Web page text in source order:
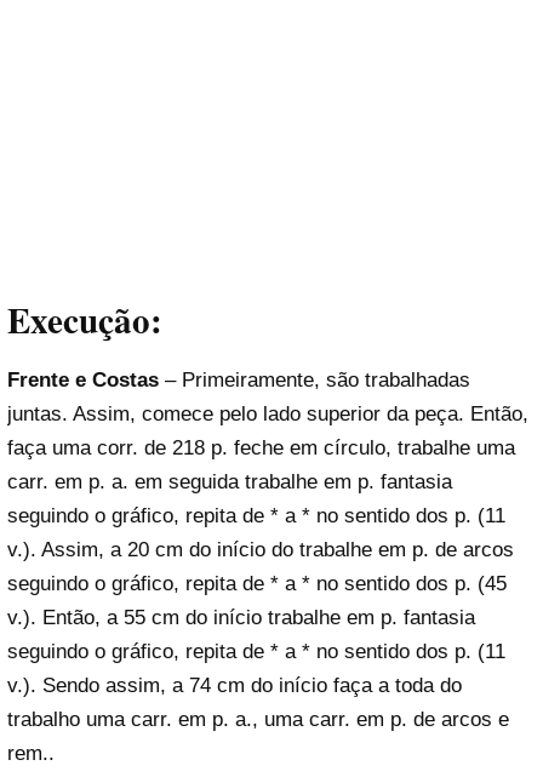
Execução:
Frente e Costas – Primeiramente, são trabalhadas
juntas. Assim, comece pelo lado superior da peça. Então,
faça uma corr. de 218 p. feche em círculo, trabalhe uma
carr. em p. a. em seguida trabalhe em p. fantasia
seguindo o gráfico, repita de * a * no sentido dos p. (11
v.). Assim, a 20 cm do início do trabalhe em p. de arcos
seguindo o gráfico, repita de * a * no sentido dos p. (45
v.). Então, a 55 cm do início trabalhe em p. fantasia
seguindo o gráfico, repita de * a * no sentido dos p. (11
v.). Sendo assim, a 74 cm do início faça a toda do
trabalho uma carr. em p. a., uma carr. em p. de arcos e
rem..